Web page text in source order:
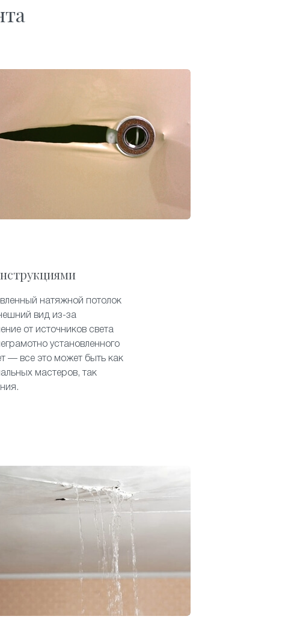
натяжной потолок
вид из-за
от источников света
установленного
— все это может быть как
мастеров, так